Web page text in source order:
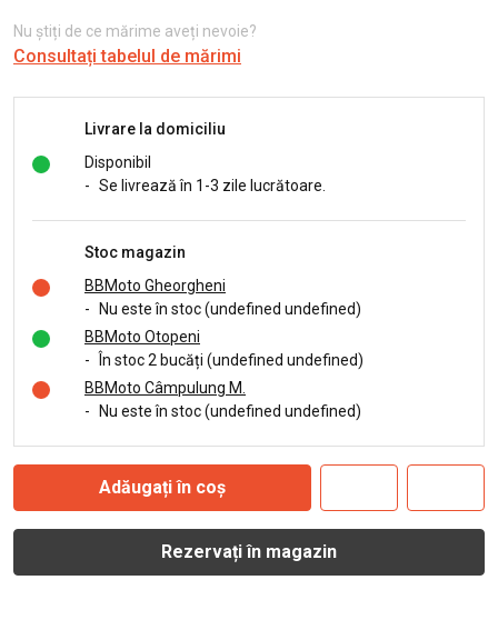
Nu știți de ce mărime aveți nevoie?
Consultați tabelul de mărimi
Livrare la domiciliu
Disponibil
- Se livrează în 1-3 zile lucrătoare.
Stoc magazin
BBMoto Gheorgheni
-
Nu este în stoc (undefined undefined)
BBMoto Otopeni
-
În stoc 2 bucăți (undefined undefined)
BBMoto Câmpulung M.
-
Nu este în stoc (undefined undefined)
Adăugați în coș
Rezervați în magazin